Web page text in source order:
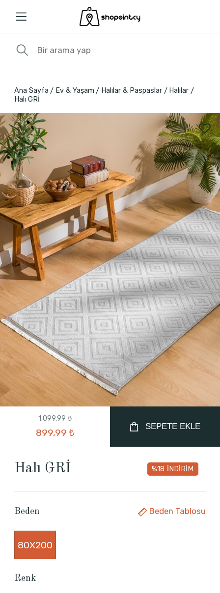
Ana Sayfa Ev & Yaşam Halılar & Paspaslar
Halılar
Halı GRİ
1.099,99 ₺
899,99 ₺
SEPETE EKLE
Halı GRİ %18 İNDİRİM
Beden Beden Tablosu
80X200
Renk